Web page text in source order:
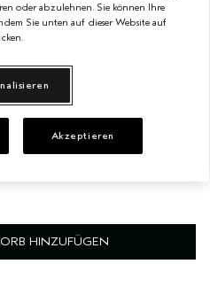
2 GRÖSSEN
CONDITIONER
spendet dem Haar für 72
HINZUFÜGEN
oder abzulehnen. Sie können Ihre
Sie unten auf dieser Website auf
Akzeptieren